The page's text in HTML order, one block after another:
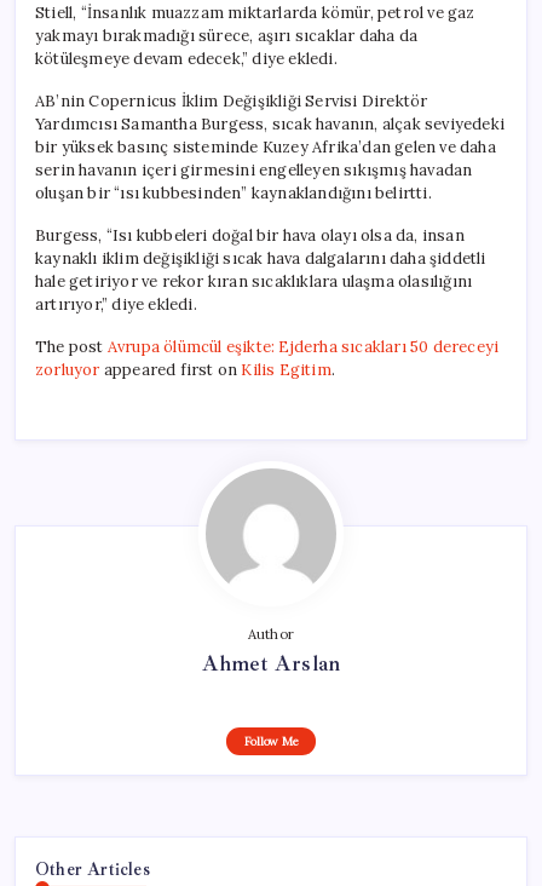
Stiell, “İnsanlık muazzam miktarlarda kömür, petrol ve gaz
yakmayı bırakmadığı sürece, aşırı sıcaklar daha da
kötüleşmeye devam edecek,” diye ekledi.
AB’nin Copernicus İklim Değişikliği Servisi Direktör
Yardımcısı Samantha Burgess, sıcak havanın, alçak seviyedeki
bir yüksek basınç sisteminde Kuzey Afrika’dan gelen ve daha
serin havanın içeri girmesini engelleyen sıkışmış havadan
oluşan bir “ısı kubbesinden” kaynaklandığını belirtti.
Burgess, “Isı kubbeleri doğal bir hava olayı olsa da, insan
kaynaklı iklim değişikliği sıcak hava dalgalarını daha şiddetli
hale getiriyor ve rekor kıran sıcaklıklara ulaşma olasılığını
artırıyor,” diye ekledi.
The post Avrupa ölümcül eşikte: Ejderha sıcakları 50 dereceyi
zorluyor appeared first on Kilis Egitim.
Author
Ahmet Arslan
Follow Me
Other Articles